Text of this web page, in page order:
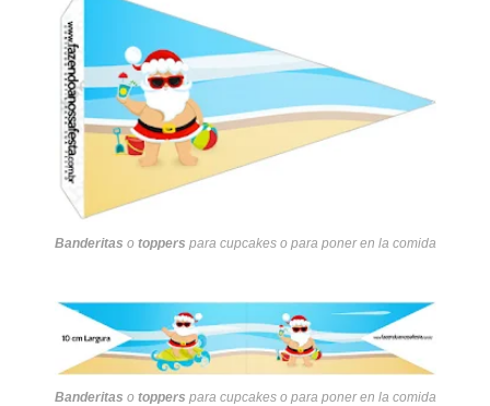
Banderitas o toppers para cupcakes o para poner en la comida
Banderitas o toppers para cupcakes o para poner en la comida